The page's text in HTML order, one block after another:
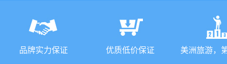
品牌实力保证 优质低价保证 美洲旅游，